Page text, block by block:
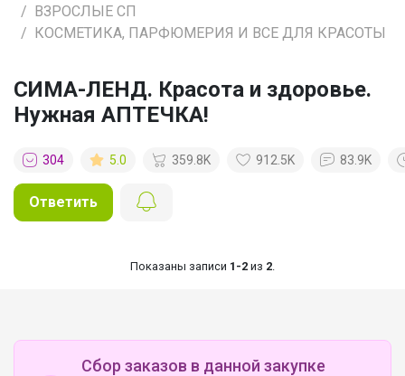
ВЗРОСЛЫЕ СП
КОСМЕТИКА, ПАРФЮМЕРИЯ И ВСЕ ДЛЯ КРАСОТЫ
СИМА-ЛЕНД. Красота и здоровье.
Нужная АПТЕЧКА!
304 5.0 359.8K 912.5K 83.9K
Ответить
Показаны записи 1-2 из 2
Сбор заказов в данной закупке